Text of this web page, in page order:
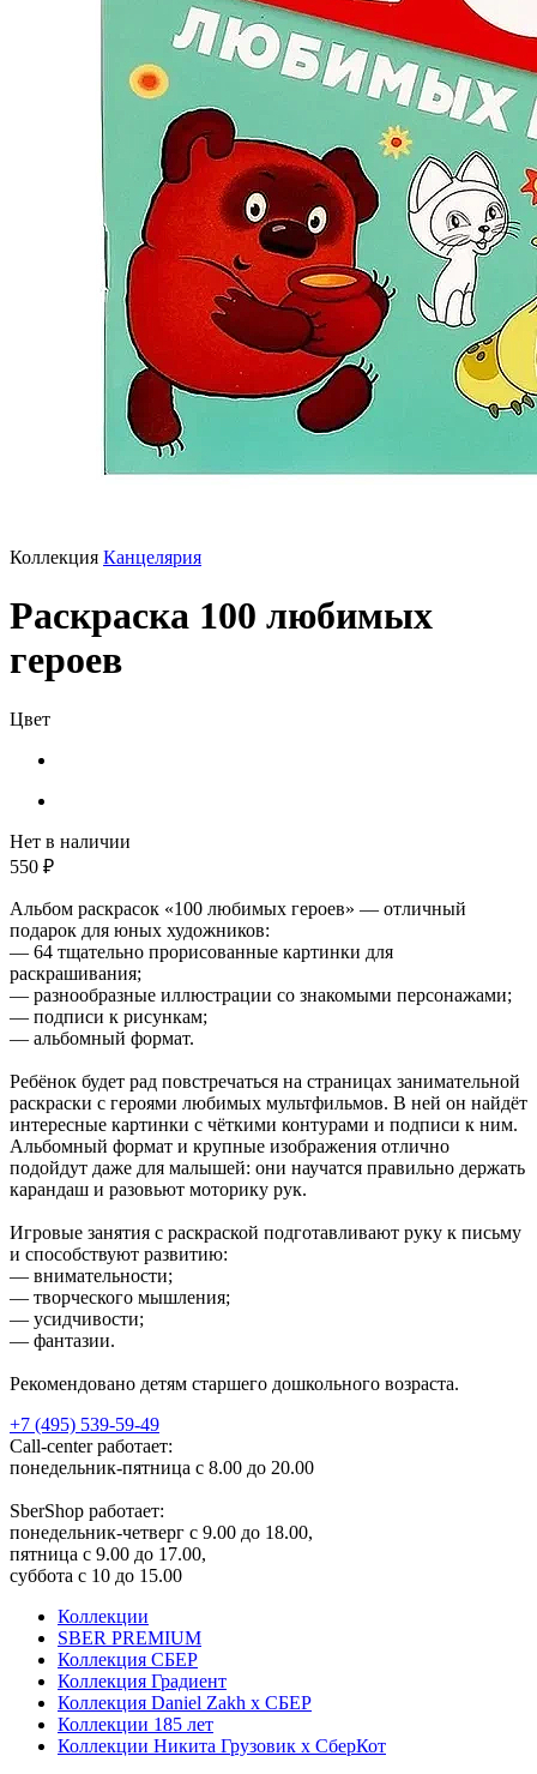
Коллекция Канцелярия
Раскраска 100 любимых
героев
Цвет
Нет в наличии
550 ₽
Альбом раскрасок «100 любимых героев» — отличный
подарок для юных художников:
— 64 тщательно прорисованные картинки для
раскрашивания;
— разнообразные иллюстрации со знакомыми персонажами;
— подписи к рисункам;
— альбомный формат.
Ребёнок будет рад повстречаться на страницах занимательной
раскраски с героями любимых мультфильмов. В ней он найдёт
интересные картинки с чёткими контурами и подписи к ним.
Альбомный формат и крупные изображения отлично
подойдут даже для малышей: они научатся правильно держать
карандаш и разовьют моторику рук.
Игровые занятия с раскраской подготавливают руку к письму
и способствуют развитию:
— внимательности;
— творческого мышления;
— усидчивости;
— фантазии.
Рекомендовано детям старшего дошкольного возраста.
+7 (495) 539-59-49
Call-center работает:
понедельник-пятница с 8.00 до 20.00
SberShop работает:
понедельник-четверг с 9.00 до 18.00,
пятница с 9.00 до 17.00,
суббота с 10 до 15.00
Коллекции
SBER PREMIUM
Коллекция СБЕР
Коллекция Градиент
Коллекция Daniel Zakh x СБЕР
Коллекции 185 лет
Коллекции Никита Грузовик х СберКот